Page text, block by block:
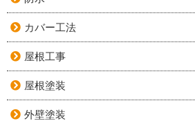
カバー工法
屋根工事
屋根塗装
外壁塗装